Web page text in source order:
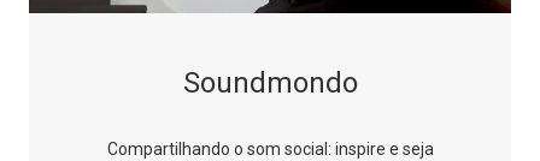
Soundmondo
Compartilhando o som social: inspire e seja